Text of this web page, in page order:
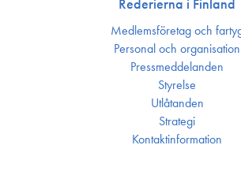
Rederierna i Finland
Medlemsföretag och
Personal och organisation
Press­meddelanden
Styrelse
Utlåtanden
Strategi
Kontakt­information